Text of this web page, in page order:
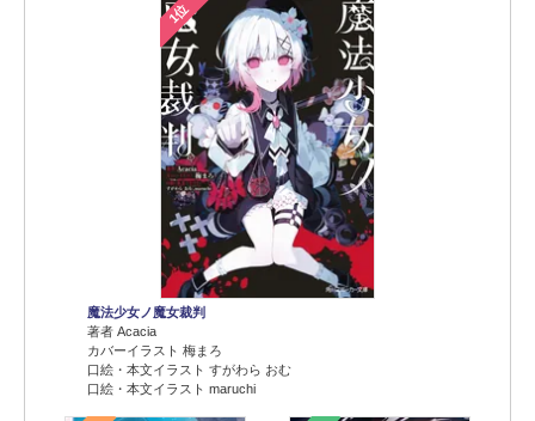
1位
魔法少女ノ魔女裁判
著者 Acacia
カバーイラスト 梅まろ
口絵・本文イラスト すがわら おむ
口絵・本文イラスト maruchi